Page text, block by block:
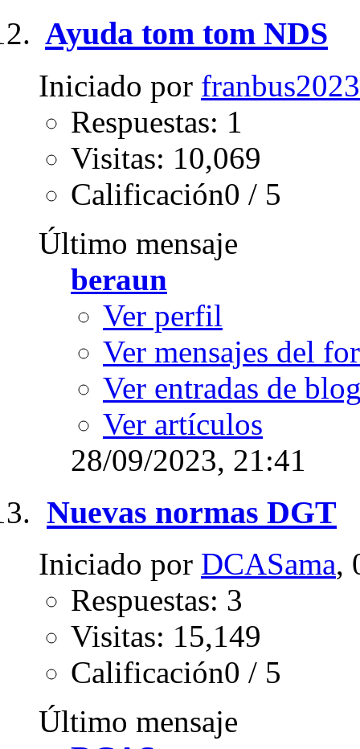
Ayuda tom tom NDS
Iniciado por franbus2023
Respuestas: 1
Visitas: 10,069
Calificación0 / 5
Último mensaje
beraun
Ver perfil
Ver mensajes del
Ver entradas de
Ver artículos
28/09/2023, 21:41
Nuevas normas DGT
Iniciado por DCASama,
Respuestas: 3
Visitas: 15,149
Calificación0 / 5
Último mensaje